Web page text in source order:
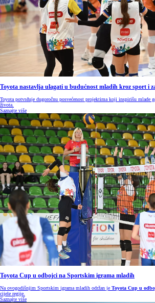
Toyota nastavlja ulagati u budućnost mladih kroz sport i
Toyota potvrđuje dugoročnu posvećenost projektima koji inspirišu mlade
života.
Saznajte više
Toyota Cup u odbojci na Sportskim igrama mladih
Na ovogodišnjim Sportskim igrama mladih održan je Toyota Cup u
cijele regije.
Saznajte više